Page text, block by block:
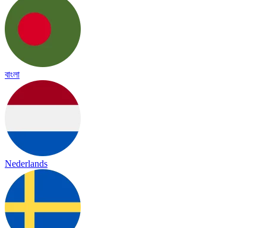
বাংলা
Nederlands